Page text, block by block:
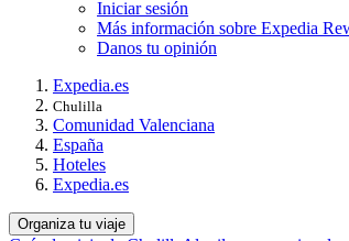
Iniciar sesión
Más información sobre Expedia
Danos tu opinión
Expedia.es
Chulilla
Comunidad Valenciana
España
Hoteles
Expedia.es
Organiza tu viaje